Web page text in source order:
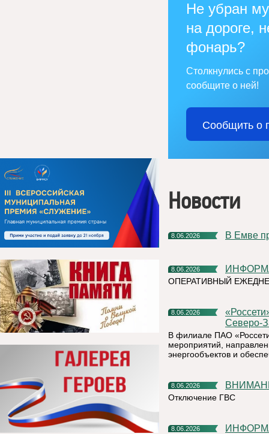
Не убран
на дороге,
фонарь?
Столкнулись с
сообщите о ней!
Сообщить о
Новости
8.06.2026 В Емве
8.06.2026
ОПЕРАТИВНЫЙ
8.06.2026
«Россети» усилят контроль за магистральными сетями
Северо-
В филиале ПАО
мероприятий,
энергообъектов и
8.06.2026
Отключение ГВС
8.06.2026